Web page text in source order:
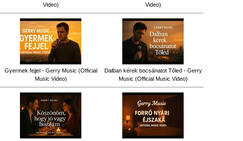
Video)
Video)
Gyermek fejjel - Gerry Music (Official
Music Video)
Dalban kérek bocsánatot Tőled - Gerry
Music (Official Music Video)